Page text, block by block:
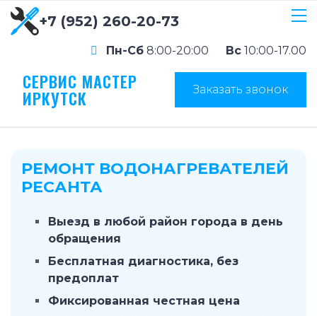
+7 (952) 260-20-73
Пн-Сб 8:00-20:00 Вс 10:00-17.00
СЕРВИС МАСТЕР
ИРКУТСК Заказать звонок
РЕМОНТ ВОДОНАГРЕВАТЕЛЕЙ
РЕСАНТА
Выезд в любой район города в день
обращения
Бесплатная диагностика, без
предоплат
Фиксированная честная цена